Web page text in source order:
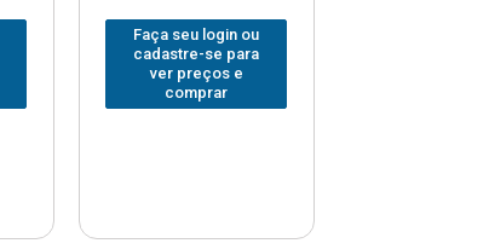
Faça seu login ou
cadastre-se para
ver preços e
comprar